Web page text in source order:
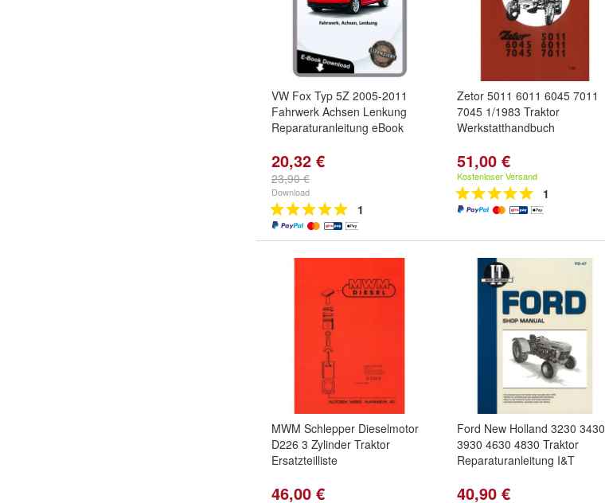
VW Fox Typ 5Z 2005-2011
Fahrwerk Achsen Lenkung
Reparaturanleitung eBook
20,32 €
23,90 €
Download
1
Zetor 5011 6011 6045 7011
7045 1/1983 Traktor
Werkstatthandbuch
51,00 €
Kostenloser Versand
1
MWM Schlepper Dieselmotor
D226 3 Zylinder Traktor
Ersatzteilliste
46,00 €
Ford New Holland 3230 3430
3930 4630 4830 Traktor
Reparaturanleitung I&T
40,90 €